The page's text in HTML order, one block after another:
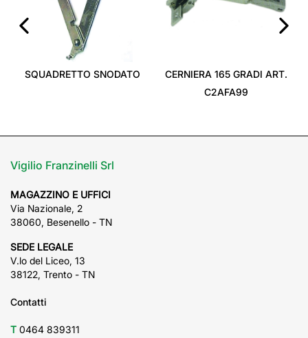
SQUADRETTO SNODATO
CERNIERA 165 GRADI ART.
C2AFA99
Vigilio Franzinelli Srl
MAGAZZINO E UFFICI
Via Nazionale, 2
38060, Besenello - TN
SEDE LEGALE
V.lo del Liceo, 13
38122, Trento - TN
Contatti
T 0464 839311